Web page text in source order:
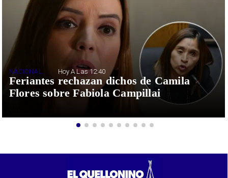
Feriantes rechazan dichos de Camila
Flores sobre Fabiola Campillai
NACIONAL Hoy A Las 12:40